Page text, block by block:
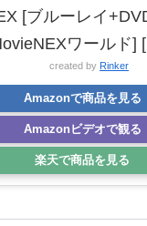
[ブルーレイ
ワールド]
created by Rinker
Amazonで商品を見る
Amazonビデオで観る
楽天で商品を見る